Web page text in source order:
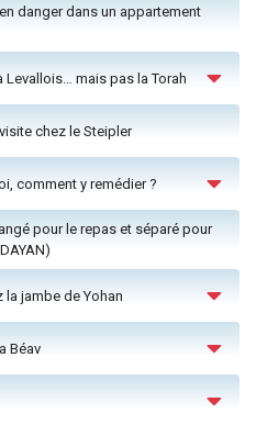
en danger dans un appartement
Levallois… mais pas la Torah
chez le Steipler
comment y remédier ?
pour le repas et séparé pour
la jambe de Yohan
Béav